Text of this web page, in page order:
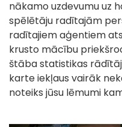
nākamo uzdevumu uz
spēlētāju radītajām
radītajiem aģentiem
krusto mācību
štāba statistikas
karte iekļaus vairāk
noteiks jūsu lēmumi